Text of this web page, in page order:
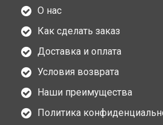
О нас
Как сделать заказ
Доставка и оплата
Условия возврата
Наши преимущества
Политика